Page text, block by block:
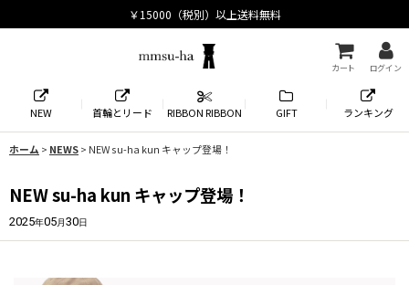
カート ログイン
NEW 首輪とリード RIBBON RIBBON GIFT ランキング
ホーム> NEWS> NEW su-ha kun キャップ登場！
NEW su-ha kun キャップ登場！
2025年05月30日